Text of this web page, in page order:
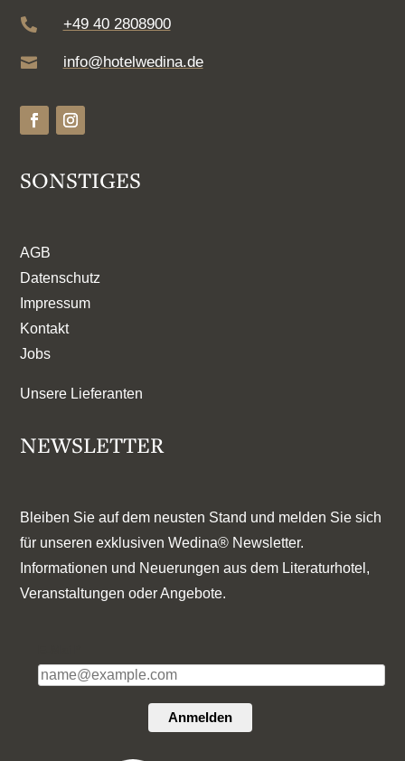
 +49 40 2808900
 info@hotelwedina.de
SONSTIGES
AGB
Datenschutz
Impressum
Kontakt
Jobs
Unsere Lieferanten
NEWSLETTER
Bleiben Sie auf dem neusten Stand und melden Sie sich
für unseren exklusiven Wedina® Newsletter.
Informationen und Neuerungen aus dem Literaturhotel,
Veranstaltungen oder Angebote.
Anmelden